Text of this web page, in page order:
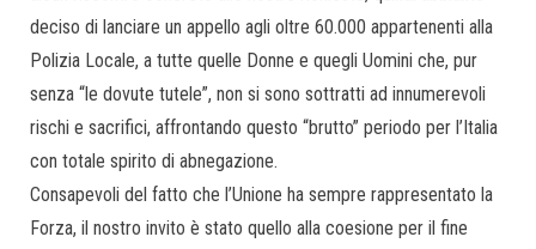
deciso di lanciare un appello agli oltre 60.000 appartenenti alla
Polizia Locale, a tutte quelle Donne e quegli Uomini che, pur
senza “le dovute tutele”, non si sono sottratti ad innumerevoli
rischi e sacrifici, affrontando questo “brutto” periodo per l’Italia
con totale spirito di abnegazione.
Consapevoli del fatto che l’Unione ha sempre rappresentato la
Forza, il nostro invito è stato quello alla coesione per il fine